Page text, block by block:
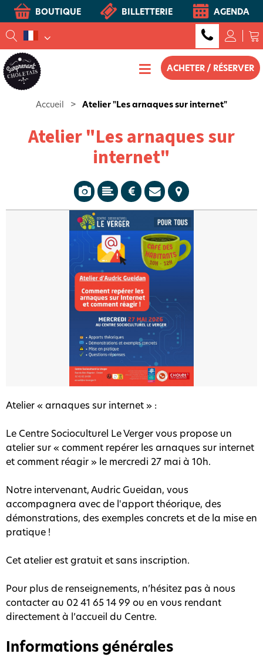
BOUTIQUE BILLETTERIE AGENDA
ACHETER / RÉSERVER
Accueil > Atelier "Les arnaques sur internet"
Atelier "Les arnaques sur
internet"
Atelier « arnaques sur internet » :
Le Centre Socioculturel Le Verger vous propose un
atelier sur « comment repérer les arnaques sur internet
et comment réagir » le mercredi 27 mai à 10h.
Notre intervenant, Audric Gueidan, vous
accompagnera avec de l'apport théorique, des
démonstrations, des exemples concrets et de la mise en
pratique !
Cet atelier est gratuit et sans inscription.
Pour plus de renseignements, n’hésitez pas à nous
contacter au 02 41 65 14 99 ou en vous rendant
directement à l’accueil du Centre.
Informations générales